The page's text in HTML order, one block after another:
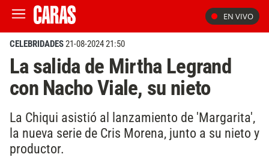
EN VIVO
CELEBRIDADES21-08-2024 21:50
La salida de Mirtha Legrand
con Nacho Viale, su nieto
La Chiqui asistió al lanzamiento de 'Margarita',
la nueva serie de Cris Morena, junto a su nieto y
productor.